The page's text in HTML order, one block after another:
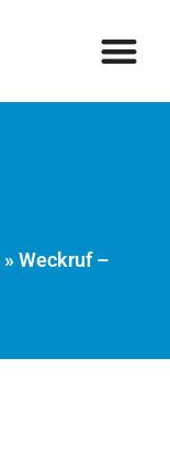
» Weckruf –